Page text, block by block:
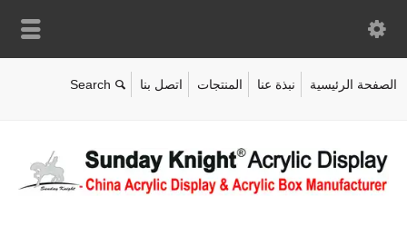
الصفحة الرئيسية نبذة عنا المنتجات اتصل بنا